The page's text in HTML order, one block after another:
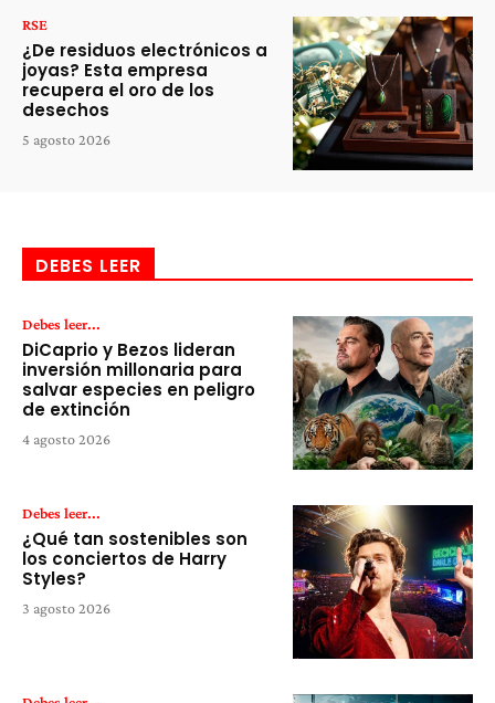
RSE
¿De residuos electrónicos a
joyas? Esta empresa
recupera el oro de los
desechos
5 agosto 2026
DEBES LEER
Debes leer...
DiCaprio y Bezos lideran
inversión millonaria para
salvar especies en peligro
de extinción
4 agosto 2026
Debes leer...
¿Qué tan sostenibles son
los conciertos de Harry
Styles?
3 agosto 2026